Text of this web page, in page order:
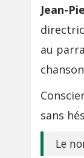
Jean-
au
sans
Le